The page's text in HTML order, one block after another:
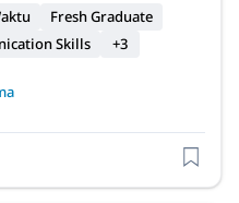
Fresh Graduate
Skills +3